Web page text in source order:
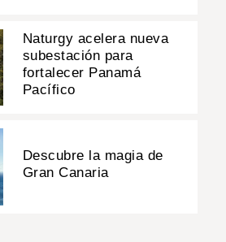
Naturgy acelera nueva
subestación para
fortalecer Panamá
Pacífico
Descubre la magia de
Gran Canaria